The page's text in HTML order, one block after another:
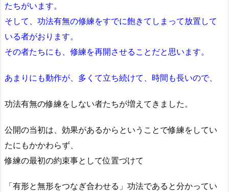
たちがいます。
そして、功法有無の修練をすでに飽きてしまって放置して
いる者がおります。
その者たちにも、修練を再開させることだと思います。
あまりにも動作が、多くて立ち続けて、時間も長いので、
功法有無の修練をしない者たちが増えてきました。
公開の当初は、効果があるからということで修練をしてい
たにもかかわらず、
修練の最初の約束事として位置づけて
「有形と無形をつなぎ合わせる」功法であると分かってい